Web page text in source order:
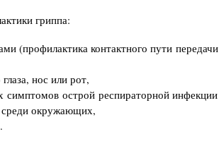
гриппа:
(профилактика контактного пути передачи
нос или рот,
симптомов острой респираторной инфекции
среди окружающих,